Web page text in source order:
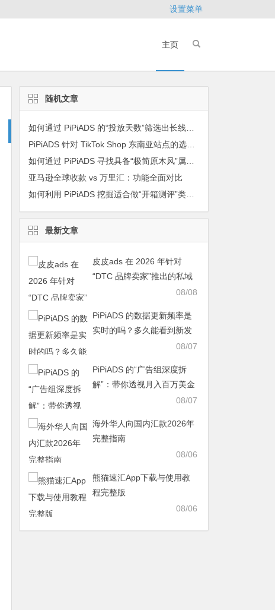
设置菜单
主页
随机文章
如何通过 PiPiADS 的“投放天数”筛选出长线稳定盈利的产品？
PiPiADS 针对 TikTok Shop 东南亚站点的选品策略白皮书
亚马逊全球收款 vs 万里汇：功能全面对比
如何利用 PiPiADS 挖掘适合做“开箱测评”类目的高流量产品？
最新文章
皮皮ads 在 2026 年针对
“DTC 品牌卖家”推出的私域
08/08
PiPiADS 的数据更新频率是
实时的吗？多久能看到新发
08/07
PiPiADS 的“广告组深度拆
解”：带你透视月入百万美金
08/07
海外华人向国内汇款2026年
完整指南
08/06
熊猫速汇App下载与使用教
程完整版
08/06